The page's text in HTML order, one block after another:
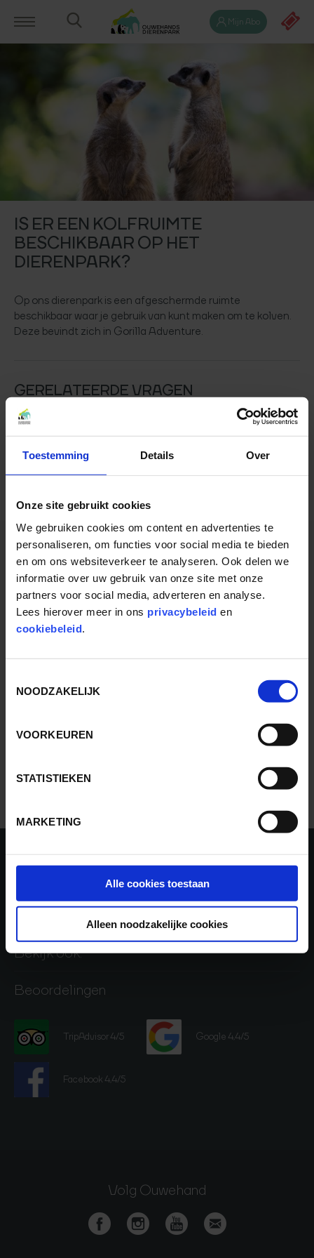
Toestemming Details Over
Onze site gebruikt cookies
We gebruiken cookies om content en advertenties te
personaliseren, om functies voor social media te bieden
en om ons websiteverkeer te analyseren. Ook delen we
informatie over uw gebruik van onze site met onze
partners voor social media, adverteren en analyse.
Lees hierover meer in ons privacybeleid en
cookiebeleid
NOODZAKELIJK
VOORKEUREN
STATISTIEKEN
MARKETING
Alle cookies toestaan
Alleen noodzakelijke cookies
Mijn Abo
IS ER EEN KOLFRUIMTE
BESCHIKBAAR OP HET
DIERENPARK?
Op ons dierenpark is een afgeschermde ruimte
beschikbaar waar je gebruik van kunt maken om te kolven.
Deze bevindt zich in Gorilla Adventure.
GERELATEERDE VRAGEN
Mag ik een loopfiets meenemen naar het dierenpark?
Zijn er rolstoelen beschikbaar op het park?
Waar kan ik een parkeerkaart kopen?
Zijn er bolderkarren beschikbaar?
Terug naar het overzicht
BIJEENKOMSTEN
FEESTELIJK
LOCATIES
LIGHT NIGHTS ZAKELIJK
Meer informatie over:
Bekijk ook:
Beoordelingen
TripAdvisor 4/5 Google 4,4/5
Facebook 4,4/5
Volg Ouwehand